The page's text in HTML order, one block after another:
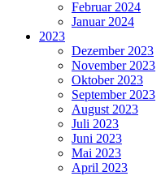
Februar 2024
Januar 2024
2023
Dezember 2023
November 2023
Oktober 2023
September 2023
August 2023
Juli 2023
Juni 2023
Mai 2023
April 2023